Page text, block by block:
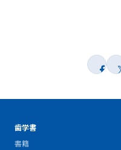
歯学書
書籍